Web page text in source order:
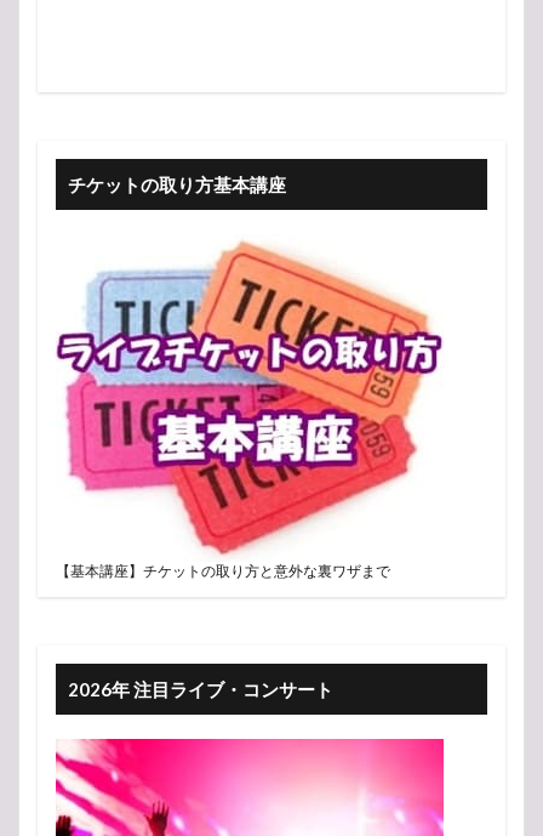
チケットの取り方基本講座
【基本講座】チケットの取り方と意外な裏ワザまで
2026年 注目ライブ・コンサート